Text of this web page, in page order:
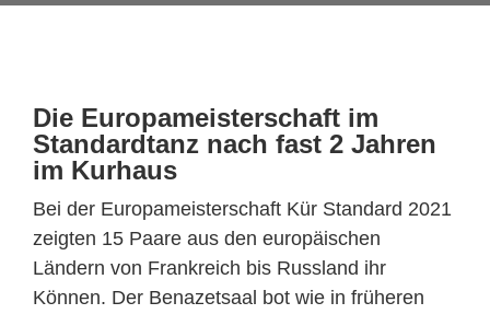
Die Europameisterschaft im
Standardtanz nach fast 2 Jahren
im Kurhaus
Bei der Europameisterschaft Kür Standard 2021
zeigten 15 Paare aus den europäischen
Ländern von Frankreich bis Russland ihr
Können. Der Benazetsaal bot wie in früheren